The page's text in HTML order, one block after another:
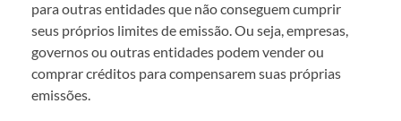
para outras entidades que não conseguem cumprir
seus próprios limites de emissão. Ou seja, empresas,
governos ou outras entidades podem vender ou
comprar créditos para compensarem suas próprias
emissões.